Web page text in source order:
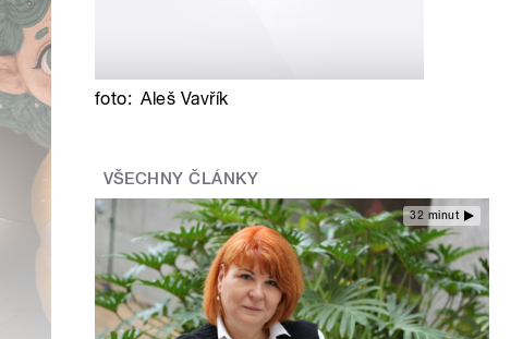
foto: Aleš Vavřík
VŠECHNY ČLÁNKY
32 minut